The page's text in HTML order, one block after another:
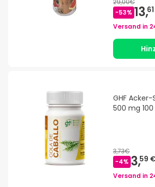
29,00€
-53% 13,
Versand in
GHF
500 mg
3,73€
-4% 3,59
Versand in